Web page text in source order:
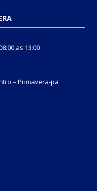
as 13:00
– Primavera-pa